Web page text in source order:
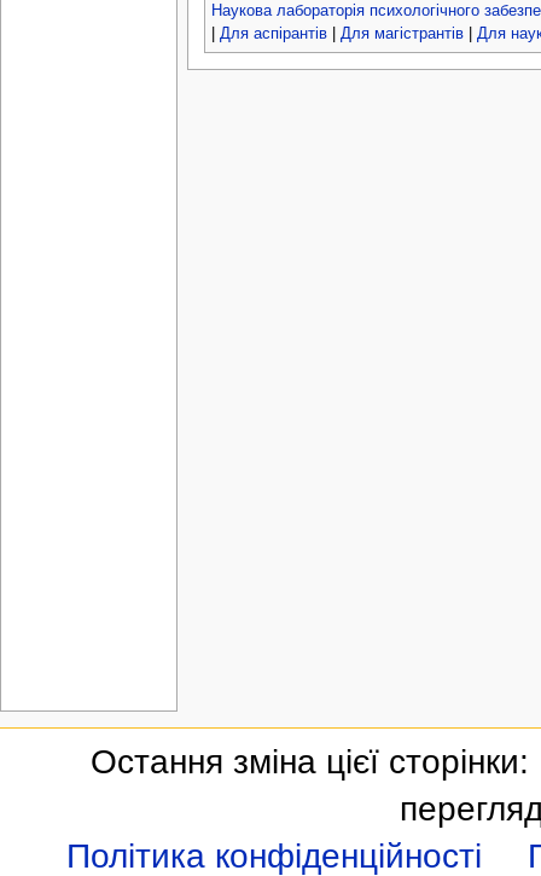
Наукова лабораторія психологічного
Для аспірантів| Для магістрантів| Для
Остання зміна цієї
Політика конфіденційності